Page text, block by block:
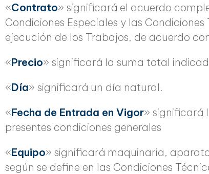
«Contrato» significará el acuerdo
Condiciones Especiales y las
ejecución de los Trabajos, de acuerdo
«Precio» significará la suma total
«Día» significará un día natural.
«Fecha de Entrada en Vigor» significará
presentes condiciones generales
«Equipo» significará maquinaria,
según se define en las Condiciones